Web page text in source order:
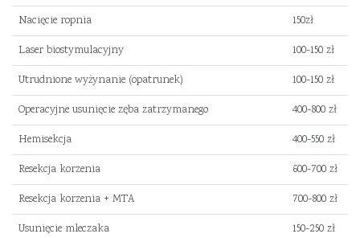
Nacięcie ropnia
150zł
Laser biostymulacyjny
100-150 zł
Utrudnione wyżynanie (opatrunek)
100-150 zł
Operacyjne usunięcie zęba zatrzymanego
400-800 zł
Hemisekcja
400-550 zł
Resekcja korzenia
600-700 zł
Resekcja korzenia + MTA
700-800 zł
Usunięcie mleczaka
150-250 zł